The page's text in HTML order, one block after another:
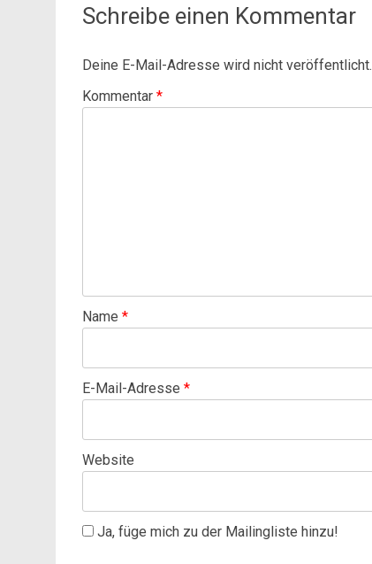
Schreibe einen Kommentar
Deine E-Mail-Adresse wird nicht veröffentlicht.
Kommentar *
Name *
E-Mail-Adresse *
Website
Ja, füge mich zu der Mailingliste hinzu!